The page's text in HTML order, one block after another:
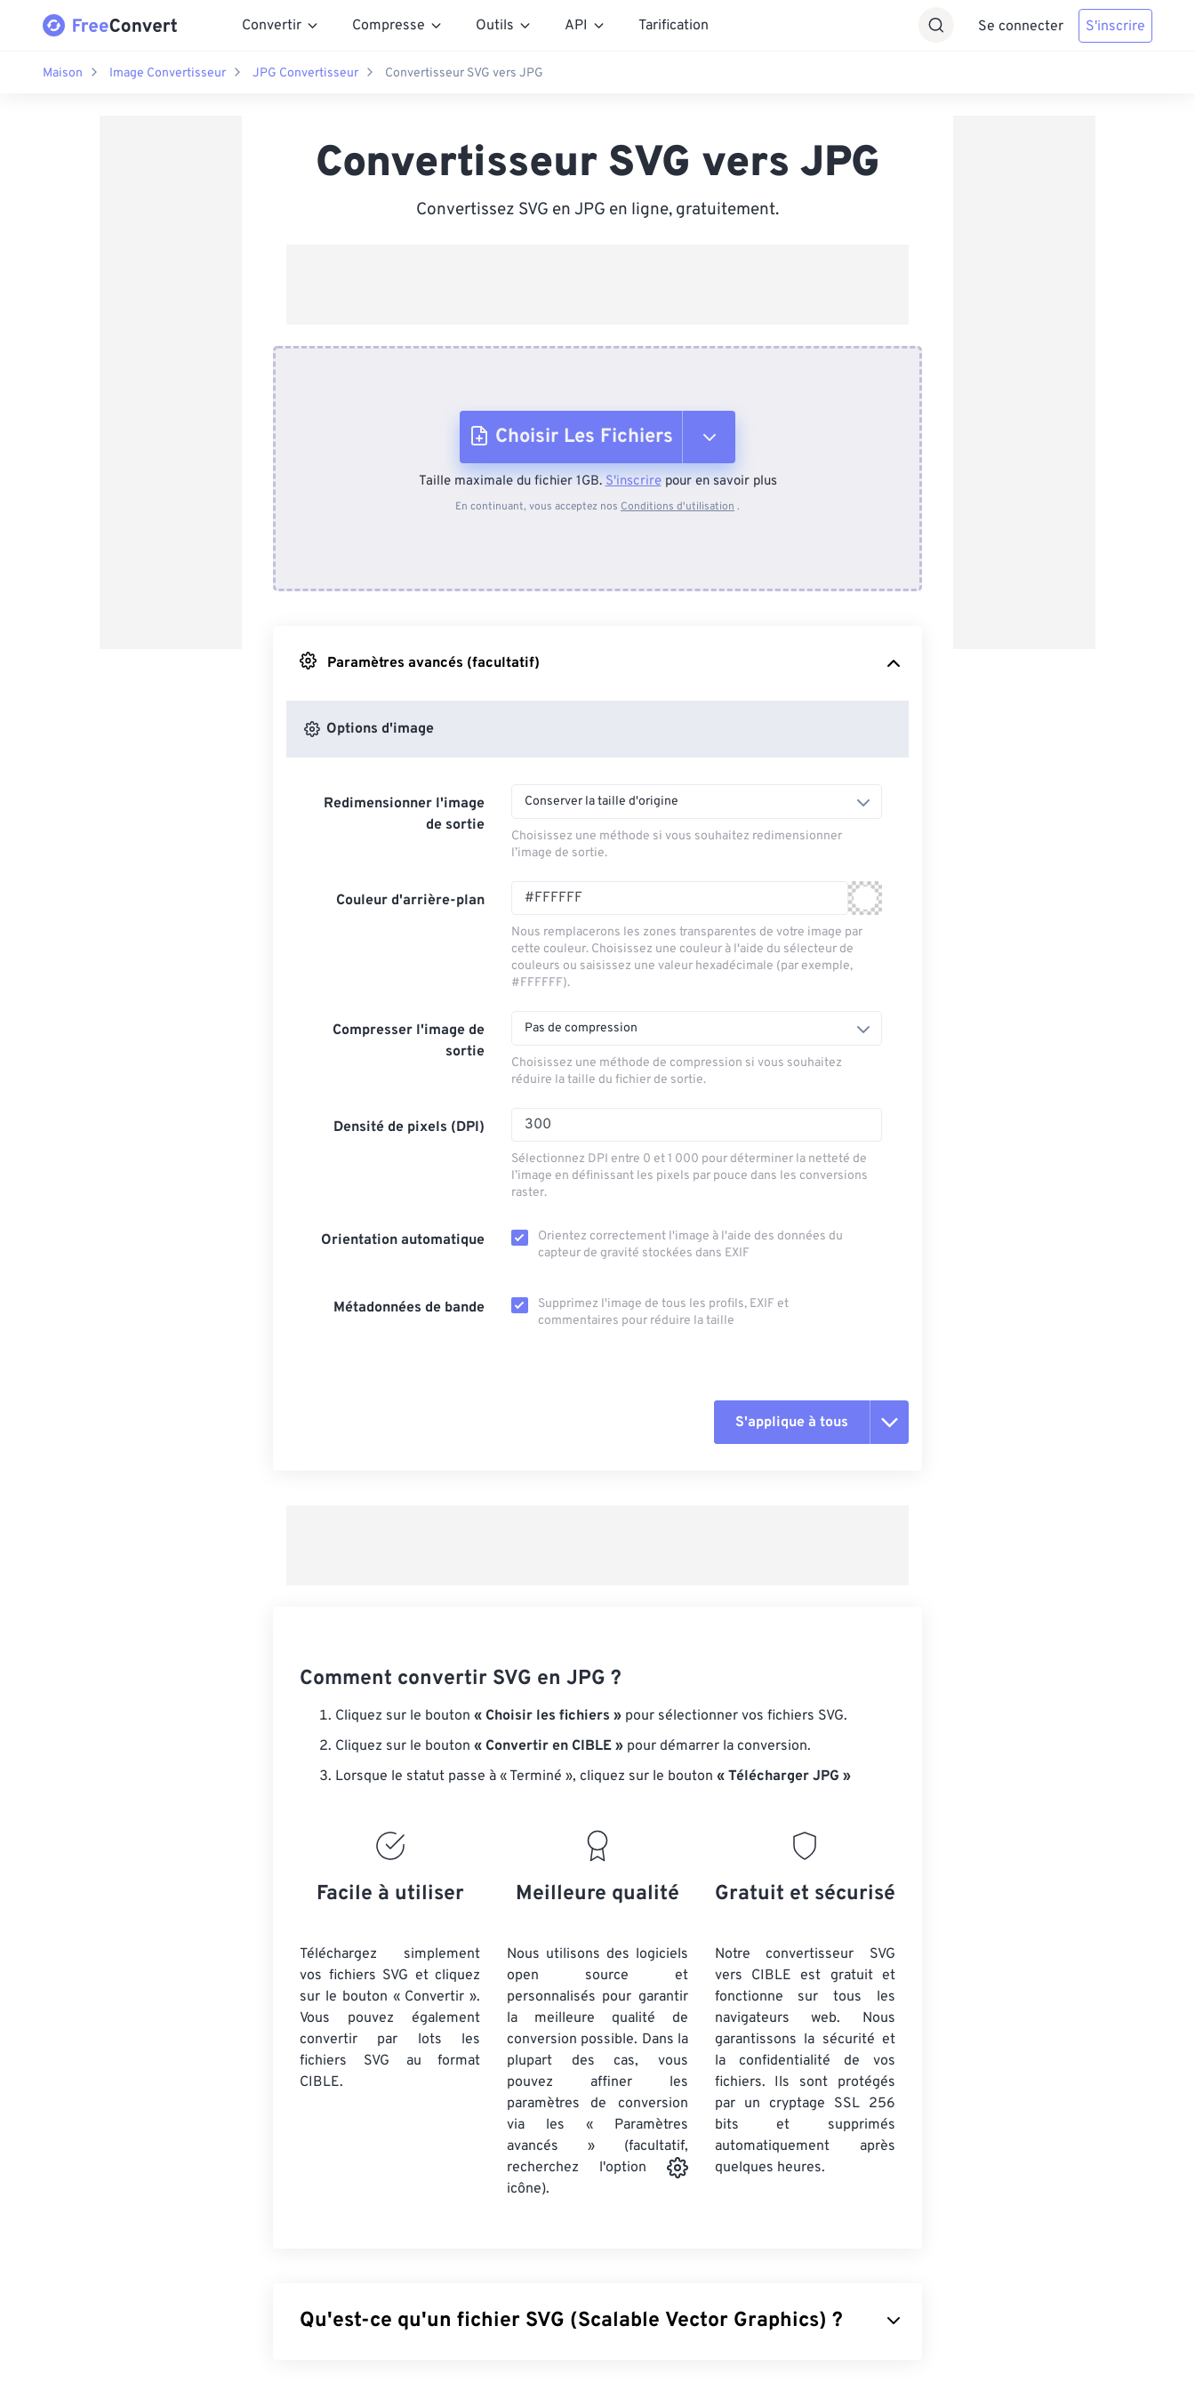
Convertir Compresse Outils API Tarification Se connecter S'inscrire
Maison Image Convertisseur JPG Convertisseur Convertisseur SVG vers JPG
Convertisseur SVG vers JPG
Convertissez SVG en JPG en ligne, gratuitement.
Choisir Les Fichiers
Depuis l'appareil
Taille maximale du fichier 1GB.S'inscrirepour en savoir plus
En continuant, vous acceptez nos Conditions d'utilisation .
Paramètres avancés (facultatif)
Options d'image
Redimensionner l'image
de sortie
Conserver la taille d'origine
Choisissez une méthode si vous souhaitez redimensionner
l’image de sortie.
Couleur d'arrière-plan
Nous remplacerons les zones transparentes de votre image par
cette couleur. Choisissez une couleur à l'aide du sélecteur de
couleurs ou saisissez une valeur hexadécimale (par exemple,
#FFFFFF).
Compresser l'image de
sortie
Pas de compression
Choisissez une méthode de compression si vous souhaitez
réduire la taille du fichier de sortie.
Densité de pixels (DPI)
Sélectionnez DPI entre 0 et 1 000 pour déterminer la netteté de
l’image en définissant les pixels par pouce dans les conversions
raster.
Orientation automatique
Orientez correctement l'image à l'aide des données du
capteur de gravité stockées dans EXIF
Métadonnées de bande
Supprimez l'image de tous les profils, EXIF ​​et
commentaires pour réduire la taille
S'applique à tous
Comment convertir SVG en JPG ?
Cliquez sur le bouton « Choisir les fichiers » pour sélectionner vos fichiers SVG.
Cliquez sur le bouton « Convertir en CIBLE » pour démarrer la conversion.
Lorsque le statut passe à « Terminé », cliquez sur le bouton « Télécharger JPG »
Facile à utiliser
Téléchargez simplement
vos fichiers SVG et cliquez
sur le bouton « Convertir ».
Vous pouvez également
convertir par lots les
fichiers SVG au format
CIBLE.
Meilleure qualité
Nous utilisons des logiciels
open source et
personnalisés pour garantir
la meilleure qualité de
conversion possible. Dans la
plupart des cas, vous
pouvez affiner les
paramètres de conversion
via les « Paramètres
avancés » (facultatif,
recherchez l'option
icône).
Gratuit et sécurisé
Notre convertisseur SVG
vers CIBLE est gratuit et
fonctionne sur tous les
navigateurs web. Nous
garantissons la sécurité et
la confidentialité de vos
fichiers. Ils sont protégés
par un cryptage SSL 256
bits et supprimés
automatiquement après
quelques heures.
Qu'est-ce qu'un fichier SVG (Scalable Vector Graphics) ?